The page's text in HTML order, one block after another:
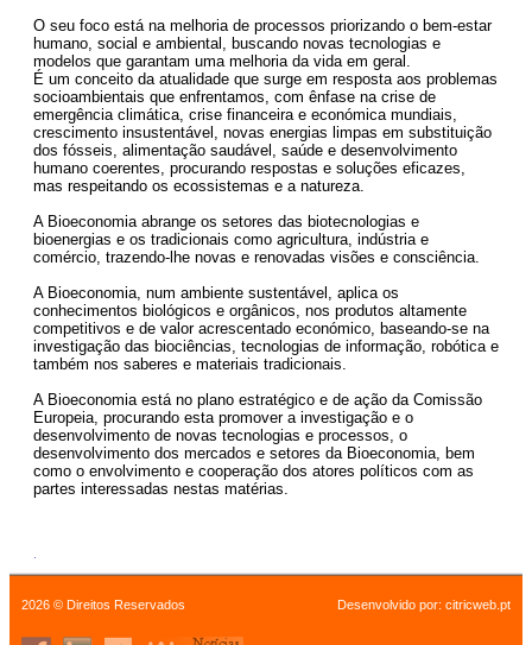
O seu foco está na melhoria de processos priorizando o bem-estar
humano, social e ambiental, buscando novas tecnologias e
modelos que garantam uma melhoria da vida em geral.
É um conceito da atualidade que surge em resposta aos problemas
socioambientais que enfrentamos, com ênfase na crise de
emergência climática, crise financeira e económica mundiais,
crescimento insustentável, novas energias limpas em substituição
dos fósseis, alimentação saudável, saúde e desenvolvimento
humano coerentes, procurando respostas e soluções eficazes,
mas respeitando os ecossistemas e a natureza.
A Bioeconomia abrange os setores das biotecnologias e
bioenergias e os tradicionais como agricultura, indústria e
comércio, trazendo-lhe novas e renovadas visões e consciência.
A Bioeconomia, num ambiente sustentável, aplica os
conhecimentos biológicos e orgânicos, nos produtos altamente
competitivos e de valor acrescentado económico, baseando-se na
investigação das biociências, tecnologias de informação, robótica e
também nos saberes e materiais tradicionais.
A Bioeconomia está no plano estratégico e de ação da Comissão
Europeia, procurando esta promover a investigação e o
desenvolvimento de novas tecnologias e processos, o
desenvolvimento dos mercados e setores da Bioeconomia, bem
como o envolvimento e cooperação dos atores políticos com as
partes interessadas nestas matérias.
2026 © Direitos Reservados Desenvolvido por: citricweb.pt